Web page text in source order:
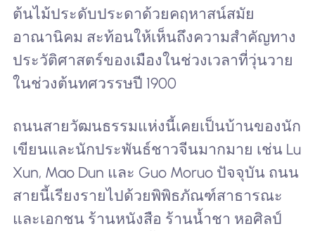
ต้นไม้ประดับประดาด้วยคฤหาสน์สมัย
อาณานิคม สะท้อนให้เห็นถึงความสำคัญทาง
ประวัติศาสตร์ของเมืองในช่วงเวลาที่วุ่นวาย
ในช่วงต้นทศวรรษปี 1900
ถนนสายวัฒนธรรมแห่งนี้เคยเป็นบ้านของนัก
เขียนและนักประพันธ์ชาวจีนมากมาย เช่น Lu
Xun, Mao Dun และ Guo Moruo ปัจจุบัน ถนน
สายนี้เรียงรายไปด้วยพิพิธภัณฑ์สาธารณะ
และเอกชน ร้านหนังสือ ร้านน้ำชา หอศิลป์